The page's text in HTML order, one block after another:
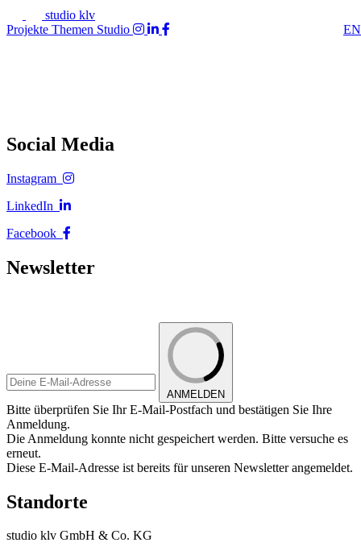
studio klv
Projekte Themen Studio EN
Social Media
Instagram
LinkedIn
Facebook
Newsletter
ANMELDEN
Bitte überprüfen Sie Ihr E-Mail-Postfach und bestätigen Sie Ihre
Anmeldung.
Die Anmeldung konnte nicht gespeichert werden. Bitte versuche es
erneut.
Diese E-Mail-Adresse ist bereits für unseren Newsletter angemeldet.
Standorte
studio klv GmbH & Co. KG